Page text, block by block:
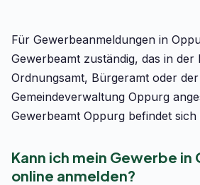
Für Gewerbeanmeldungen in
Gewerbeamt zuständig, das in der
Ordnungsamt, Bürgeramt oder der
Gemeindeverwaltung Oppurg
Gewerbeamt Oppurg befindet
Kann ich mein Gewerbe in
online anmelden?